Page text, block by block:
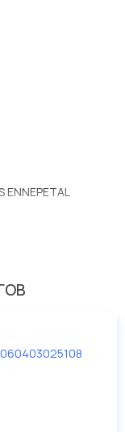
ENNEPETAL
060403025108